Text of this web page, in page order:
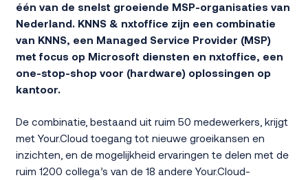
één van de snelst groeiende MSP-organisaties van
Nederland. KNNS & nxtoffice zijn een combinatie
van KNNS, een Managed Service Provider (MSP)
met focus op Microsoft diensten en nxtoffice, een
one-stop-shop voor (hardware) oplossingen op
kantoor.
De combinatie, bestaand uit ruim 50 medewerkers, krijgt
met Your.Cloud toegang tot nieuwe groeikansen en
inzichten, en de mogelijkheid ervaringen te delen met de
ruim 1200 collega’s van de 18 andere Your.Cloud-